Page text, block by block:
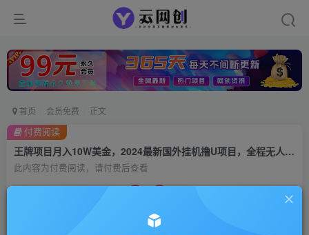
首页 会员免费 正文
王牌项目月入10W美金，2024最新国外挂机撸U项目，全程无人值守，可批量放大！
此内容为付费阅读，请付费后查看
9.9
付费阅读